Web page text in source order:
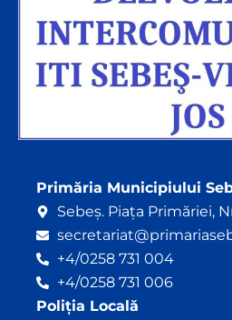
Primăria Municipiului
Sebeș. Piața Primăriei,
+4/0258 731 004
+4/0258 731 006
Poliția Locală